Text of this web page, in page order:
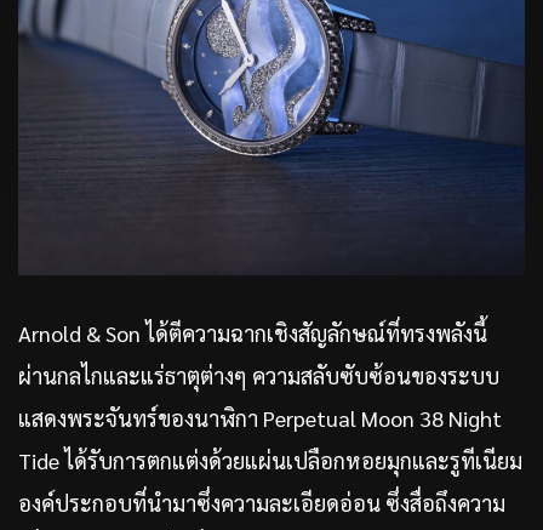
Arnold & Son ได้ตีความฉากเชิงสัญลักษณ์ที่ทรงพลังนี้
ผ่านกลไกและแร่ธาตุต่างๆ ความสลับซับซ้อนของระบบ
แสดงพระจันทร์ของนาฬิกา Perpetual Moon 38 Night
Tide ได้รับการตกแต่งด้วยแผ่นเปลือกหอยมุกและรูทีเนียม
องค์ประกอบที่นำมาซึ่งความละเอียดอ่อน ซึ่งสื่อถึงความ